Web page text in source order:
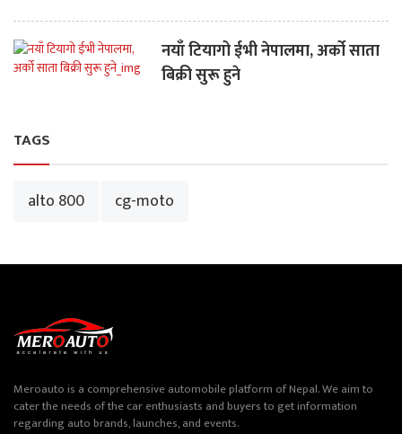
नयाँ टियागो ईभी नेपालमा, अर्को साता
बिक्री सुरू हुने
TAGS
alto 800 cg-moto
Meroauto is a comprehensive automobile platform of Nepal. We aim to
cater the needs of the car enthusiasts and buyers to get information
regarding auto brands, launches, and events.